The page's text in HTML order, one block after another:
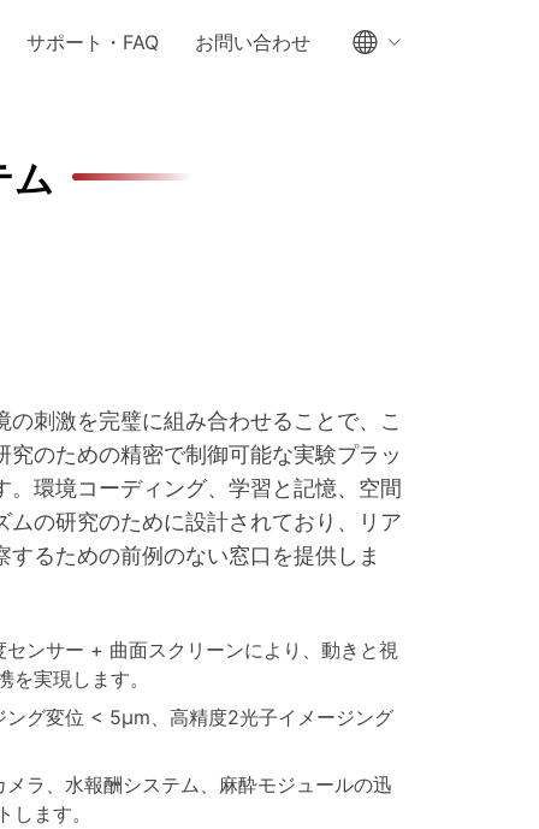
サポート・FAQ お問い合わせ
ム
の刺激を完璧に組み合わせることで、こ
究のための精密で制御可能な実験プラッ
。環境コーディング、学習と記憶、空間
ムの研究のために設計されており、リア
するための前例のない窓口を提供しま
ンサー + 曲面スクリーンにより、動きと視
を実現します。
グ変位 < 5μm、高精度2光子イメージング
ラ、水報酬システム、麻酔モジュールの迅
します。